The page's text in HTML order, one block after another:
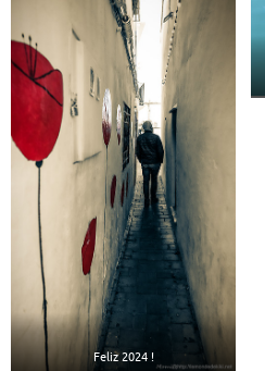
Feliz 2024 !